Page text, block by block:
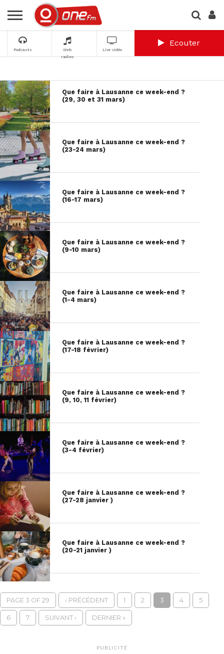
Podcasts
Web
radios
Live vidéo
Ecouter
Que faire à Lausanne ce week-end ?
(29, 30 et 31 mars)
Que faire à Lausanne ce week-end ?
(23-24 mars)
Que faire à Lausanne ce week-end ?
(16-17 mars)
Que faire à Lausanne ce week-end ?
(9-10 mars)
Que faire à Lausanne ce week-end ?
(1-4 mars)
Que faire à Lausanne ce week-end ?
(17-18 février)
Que faire à Lausanne ce week-end ?
(9, 10, 11 février)
Que faire à Lausanne ce week-end ?
(3-4 février)
Que faire à Lausanne ce week-end ?
(27-28 janvier )
Que faire à Lausanne ce week-end ?
(20-21 janvier )
PAGE 3 OF 29 ‹ PRÉCÉDENT 1 2 3 4 5
6 7 SUIVANT › DERNIER »
PUBLICITÉ